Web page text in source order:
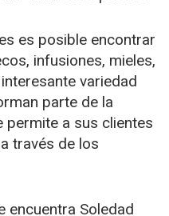
es posible encontrar
infusiones, mieles,
variedad
parte de la
permite a sus clientes
través de los
encuentra Soledad